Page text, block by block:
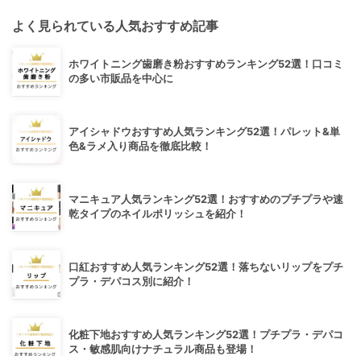
よく見られている人気おすすめ記事
ホワイトニング歯磨き粉おすすめランキング52選！口コミ
の多い市販品を中心に
アイシャドウおすすめ人気ランキング52選！パレット&単
色&ラメ入り商品を徹底比較！
マニキュア人気ランキング52選！おすすめのプチプラや速
乾タイプのネイルポリッシュを紹介！
口紅おすすめ人気ランキング52選！落ちないリップをプチ
プラ・デパコス別に紹介！
化粧下地おすすめ人気ランキング52選！プチプラ・デパコ
ス・敏感肌向けナチュラル商品も登場！